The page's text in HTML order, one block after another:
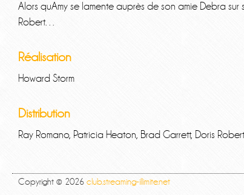
Alors quAmy se lamente auprès de son amie Debra
Robert…
Réalisation
Howard Storm
Distribution
Ray Romano, Patricia Heaton, Brad Garrett, Doris
Copyright © 2026 club.streaming-illimite.net